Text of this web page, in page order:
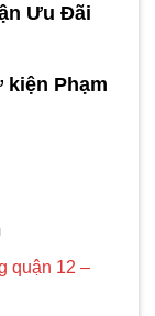
Ưu Đãi
kiện Phạm
quận 12 –